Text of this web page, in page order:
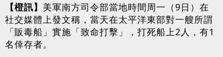
【橙訊】 美軍南方司令部當地時間周一（9日）在
社交媒體上發文稱，當天在太平洋東部對一艘所謂
「販毒船」實施「致命打擊」，打死船上2人，有1
名倖存者。